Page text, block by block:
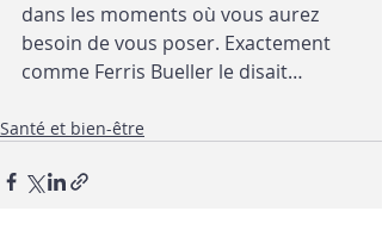
dans les moments où vous aurez
besoin de vous poser. Exactement
comme Ferris Bueller le disait…
Santé et bien-être